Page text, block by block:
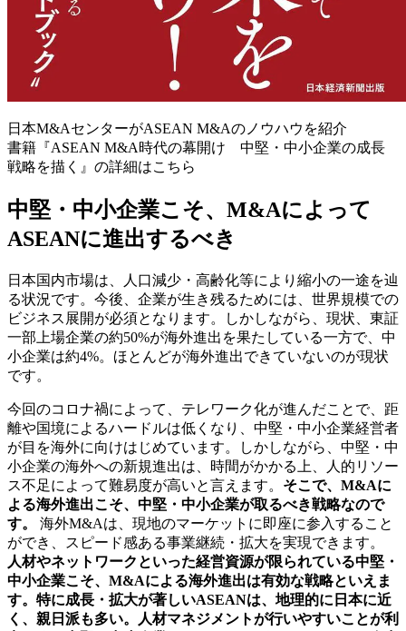
日本M&AセンターがASEAN M&Aのノウハウを紹介
書籍『ASEAN M&A時代の幕開け 中堅・中小企業の成長
戦略を描く』の詳細はこちら
中堅・中小企業こそ、M&Aによって
ASEANに進出するべき
日本国内市場は、人口減少・高齢化等により縮小の一途を辿
る状況です。今後、企業が生き残るためには、世界規模での
ビジネス展開が必須となります。しかしながら、現状、東証
一部上場企業の約50%が海外進出を果たしている一方で、中
小企業は約4%。ほとんどが海外進出できていないのが現状
です。
今回のコロナ禍によって、テレワーク化が進んだことで、距
離や国境によるハードルは低くなり、中堅・中小企業経営者
が目を海外に向けはじめています。しかしながら、中堅・中
小企業の海外への新規進出は、時間がかかる上、人的リソー
ス不足によって難易度が高いと言えます。 そこで、M&Aに
よる海外進出こそ、中堅・中小企業が取るべき戦略なので
す。
海外M&Aは、現地のマーケットに即座に参入すること
ができ、スピード感ある事業継続・拡大を実現できます。
人材やネットワークといった経営資源が限られている中堅・
中小企業こそ、M&Aによる海外進出は有効な戦略といえま
す。特に成長・拡大が著しいASEANは、地理的に日本に近
く、親日派も多い。人材マネジメントが行いやすいことが利